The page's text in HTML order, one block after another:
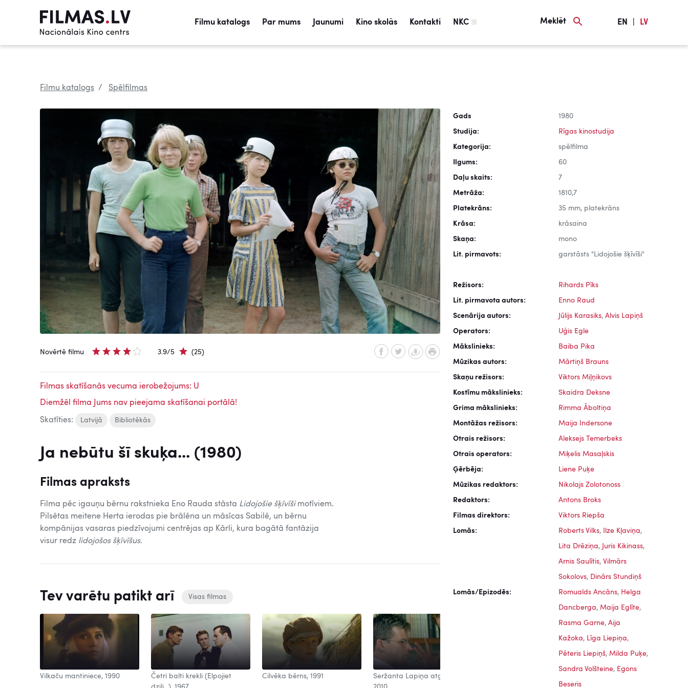
Filmu katalogs Par mums Jaunumi Kino skolās Kontakti NKC Meklēt EN LV
Filmu katalogs Spēlfilmas
Novērtē filmu 3.9/5 (25)
Filmas skatīšanās vecuma ierobežojums: U
Diemžēl filma Jums nav pieejama skatīšanai portālā!
Skatīties: Latvijā Bibliotēkās
Ja nebūtu šī skuķa... (1980)
Filmas apraksts
Filma pēc igauņu bērnu rakstnieka Eno Rauda stāsta Lidojošie šķīvīšimotīviem.
Pilsētas meitene Herta ierodas pie brālēna un māsīcas Sabilē, un bērnu
kompānijas vasaras piedzīvojumi centrējas ap Kārli, kura bagātā fantāzija
visur redz lidojošos šķīvīšus.
Tev varētu patikt arī Visas filmas
Vilkaču mantiniece, 1990
Četri balti krekli (Elpojiet
Cilvēka bērns, 1991
Seržanta Lapiņa atgriešanās,
Gads 1980
Studija: Rīgas kinostudija
Kategorija: spēlfilma
Ilgums: 60
Daļu skaits: 7
Metrāža: 1810,7
Platekrāns: 35 mm, platekrāns
Krāsa: krāsaina
Skaņa: mono
Lit. pirmavots: garstāsts "Lidojošie šķīvīši"
Režisors: Rihards Pīks
Lit. pirmavota autors: Enno Raud
Scenārija autors: Jūlijs Karasiks, Alvis Lapiņš
Operators: Uģis Egle
Mākslinieks: Baiba Pika
Mūzikas autors: Mārtiņš Brauns
Skaņu režisors: Viktors Miļņikovs
Kostīmu mākslinieks: Skaidra Deksne
Grima mākslinieks: Rimma Āboltiņa
Montāžas režisors: Maija Indersone
Otrais režisors: Aleksejs Temerbeks
Otrais operators: Miķelis Masaļskis
Ģērbēja: Liene Puķe
Mūzikas redaktors: Nikolajs Zolotonoss
Redaktors: Antons Broks
Filmas direktors: Viktors Riepša
Lomās: Roberts Vilks, Ilze Kļaviņa,
Lita Drēziņa, Juris Kikinass,
Arnis Saulītis, Vilmārs
Sokolovs, Dinārs Stundiņš
Lomās/Epizodēs: Romualds Ancāns, Helga
Dancberga, Maija Eglīte,
Rasma Garne, Aija
Kažoka, Līga Liepiņa,
Pēteris Liepiņš, Milda Puķe,
Sandra Volšteine, Egons
Beseris